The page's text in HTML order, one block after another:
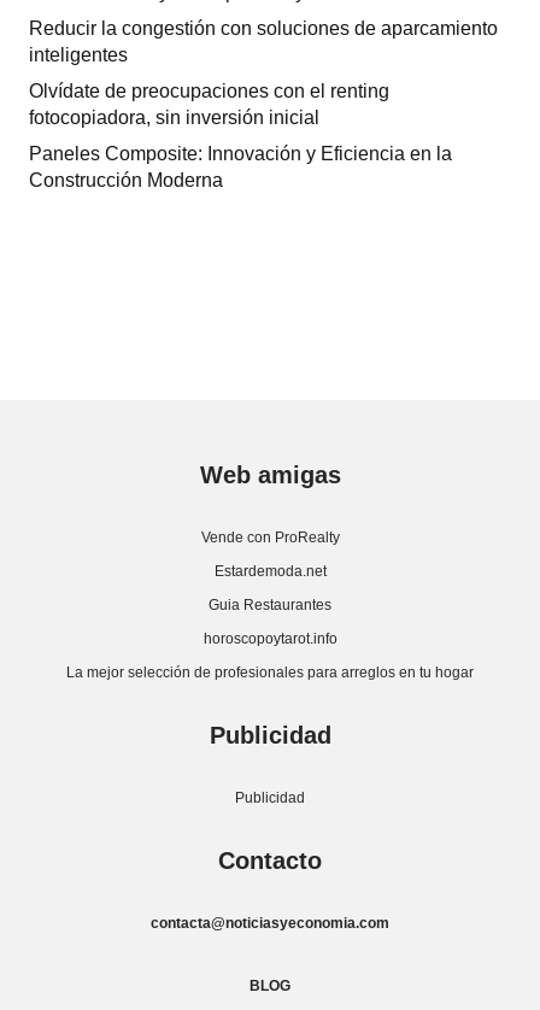
Reducir la congestión con soluciones de aparcamiento
inteligentes
Olvídate de preocupaciones con el renting
fotocopiadora, sin inversión inicial
Paneles Composite: Innovación y Eficiencia en la
Construcción Moderna
Web amigas
Vende con ProRealty
Estardemoda.net
Guia Restaurantes
horoscopoytarot.info
La mejor selección de profesionales para arreglos en tu hogar
Publicidad
Publicidad
Contacto
contacta@noticiasyeconomia.com
BLOG